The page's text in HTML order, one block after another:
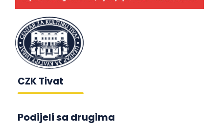
CZK Tivat
Podijeli sa drugima